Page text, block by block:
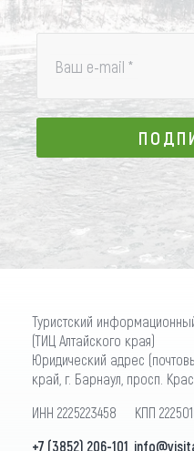
Ваш e-mail *
Туристский
(ТИЦ Алтайского края)
Юридический адрес
край, г. Барнаул, просп.
ИНН 2225223458 КПП
+7 (3852) 206-101